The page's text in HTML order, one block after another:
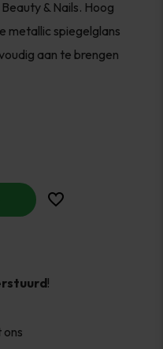
& Nails. Hoog
metallic spiegelglans
aan te brengen
!